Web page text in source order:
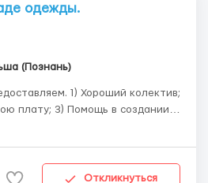
одежды.
(Познань)
Хороший колектив;
плату; 3) Помощь в создании
Мужчины, женщины
Откликнуться